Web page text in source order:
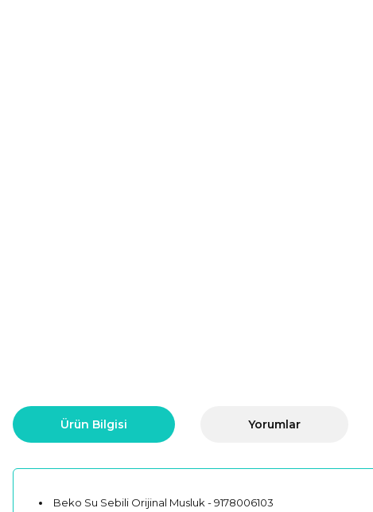
Ürün Bilgisi Yorumlar
Beko Su Sebili Orijinal Musluk - 9178006103